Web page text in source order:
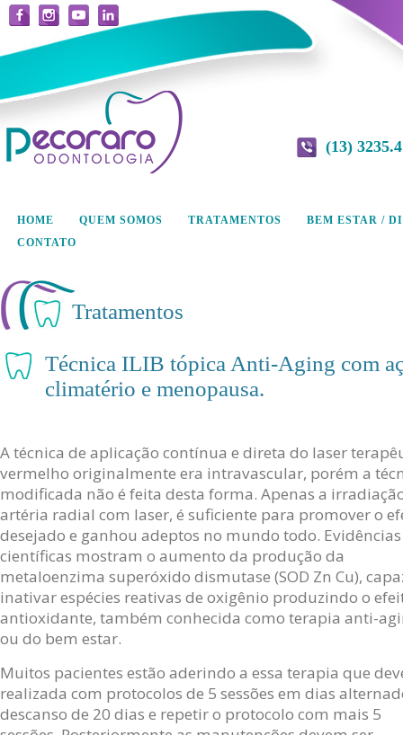
(13)
HOME QUEM SOMOS TRATAMENTOS
BEM ESTAR /
CONTATO
Tratamentos
Técnica ILIB tópica Anti-Aging com
climatério e menopausa.
A técnica de aplicação contínua e direta do laser
vermelho originalmente era intravascular, porém a
modificada não é feita desta forma. Apenas a
artéria radial com laser, é suficiente para promover o
desejado e ganhou adeptos no mundo todo. Evidências
científicas mostram o aumento da produção da
metaloenzima superóxido dismutase (SOD Zn Cu),
inativar espécies reativas de oxigênio produzindo o
antioxidante, também conhecida como terapia anti-
ou do bem estar.
Muitos pacientes estão aderindo a essa terapia que
realizada com protocolos de 5 sessões em dias
descanso de 20 dias e repetir o protocolo com mais 5